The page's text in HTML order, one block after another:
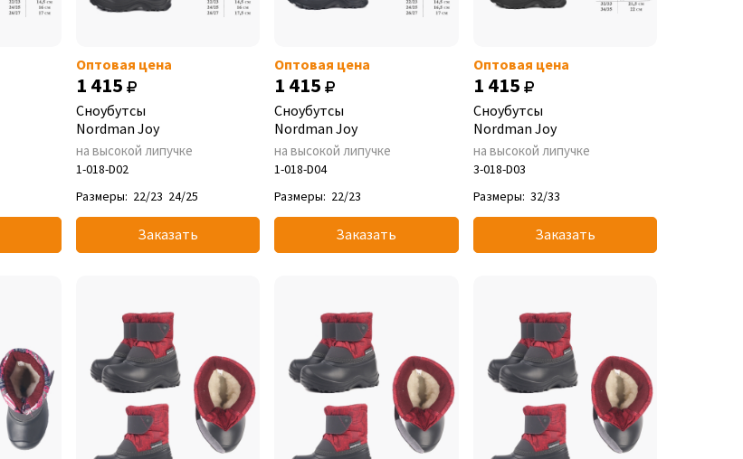
Оптовая цена
1 415
Сноубутсы
Nordman Joy
на высокой липучке
1-018-D02
Размеры: 22/23 24/25
Заказать
Оптовая цена
1 415
Сноубутсы
Nordman Joy
на высокой липучке
1-018-D04
Размеры: 22/23
Заказать
Оптовая цена
1 415
Сноубутсы
Nordman Joy
на высокой липучке
3-018-D03
Размеры: 32/33
Заказать